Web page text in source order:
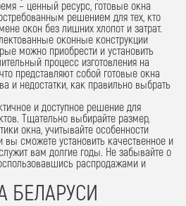
– ценный ресурс, готовые окна
решением для тех, кто
окон без лишних хлопот и затрат.
оконные конструкции
можно приобрести и установить
процесс изготовления на
представляют собой готовые окна
и недостатки, как правильно выбрать
и доступное решение для
Тщательно выбирайте размер,
окна, учитывайте особенности
сможете установить качественное и
вам долгие годы. Не забывайте о
распродажами и
БЕЛАРУСИ